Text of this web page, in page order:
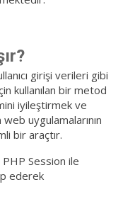
girişi verileri gibi
kullanılan bir metod
iyileştirmek ve
web uygulamalarının
bir araçtır.
PHP Session ile
ederek